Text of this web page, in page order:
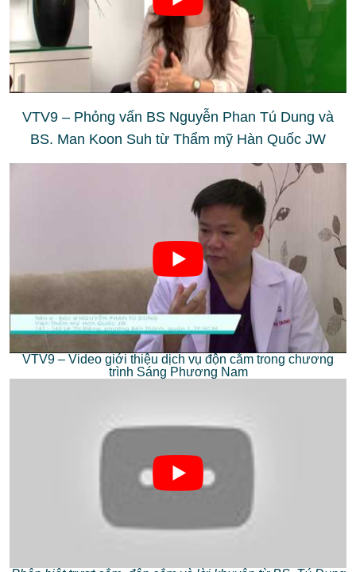
VTV9 – Phỏng vấn BS Nguyễn Phan Tú Dung và
BS. Man Koon Suh từ Thẩm mỹ Hàn Quốc JW
VTV9 – Video giới thiệu dịch vụ độn cằm trong chương
trình Sáng Phương Nam